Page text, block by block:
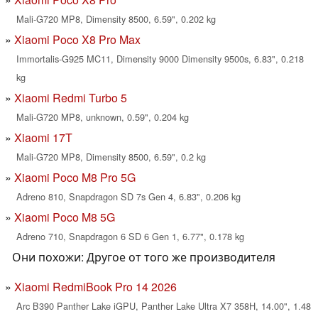
Mali-G720 MP8, Dimensity 8500, 6.59", 0.202 kg
Xiaomi Poco X8 Pro Max
Immortalis-G925 MC11, Dimensity 9000 Dimensity 9500s, 6.83", 0.218
kg
Xiaomi Redmi Turbo 5
Mali-G720 MP8, unknown, 0.59", 0.204 kg
Xiaomi 17T
Mali-G720 MP8, Dimensity 8500, 6.59", 0.2 kg
Xiaomi Poco M8 Pro 5G
Adreno 810, Snapdragon SD 7s Gen 4, 6.83", 0.206 kg
Xiaomi Poco M8 5G
Adreno 710, Snapdragon 6 SD 6 Gen 1, 6.77", 0.178 kg
Они похожи: Другое от того же производителя
Xiaomi RedmiBook Pro 14 2026
Arc B390 Panther Lake iGPU, Panther Lake Ultra X7 358H, 14.00", 1.48